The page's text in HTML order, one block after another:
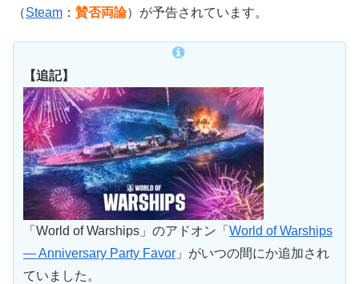
（Steam ： 賛否両論）が予告されています。
【追記】
「World of Warships」のアドオン「 World of Warships
— Anniversary Party Favor 」がいつの間にか追加され
ていました。